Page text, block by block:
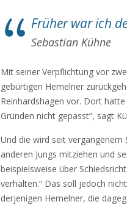
Früher war ich
Sebastian Kühne
Mit seiner Verpflichtung vor
gebürtigen Hemelner
Reinhardshagen vor. Dort
Gründen nicht gepasst“, sagt
Und die wird seit
anderen Jungs mitziehen und
beispielsweise über
verhalten.“ Das soll jedoch
derjenigen Hemelner, die